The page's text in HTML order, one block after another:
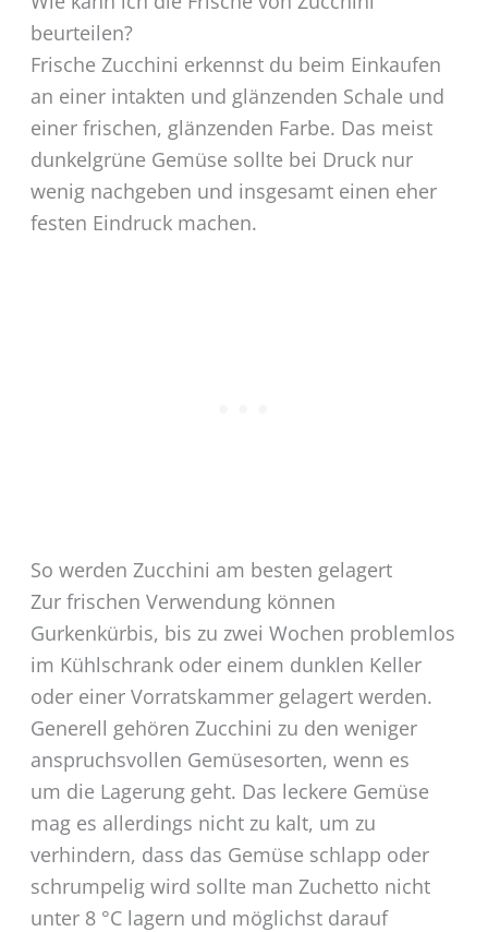
beurteilen?
Frische Zucchini erkennst du beim Einkaufen
an einer intakten und glänzenden Schale und
einer frischen, glänzenden Farbe. Das meist
dunkelgrüne Gemüse sollte bei Druck nur
wenig nachgeben und insgesamt einen eher
festen Eindruck machen.
So werden Zucchini am besten gelagert
Zur frischen Verwendung können
Gurkenkürbis, bis zu zwei Wochen problemlos
im Kühlschrank oder einem dunklen Keller
oder einer Vorratskammer gelagert werden.
Generell gehören Zucchini zu den weniger
anspruchsvollen Gemüsesorten, wenn es
um die Lagerung geht. Das leckere Gemüse
mag es allerdings nicht zu kalt, um zu
verhindern, dass das Gemüse schlapp oder
schrumpelig wird sollte man Zuchetto nicht
unter 8 °C lagern und möglichst darauf